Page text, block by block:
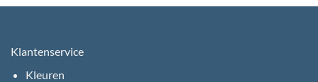
Klantenservice
Kleuren